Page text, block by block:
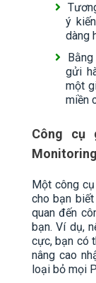
ý
dàng
gửi
một
miền
Công cụ
Một công
cho bạn
quan đến
bạn. Ví dụ,
cực, bạn có
nâng cao
loại bỏ mọi